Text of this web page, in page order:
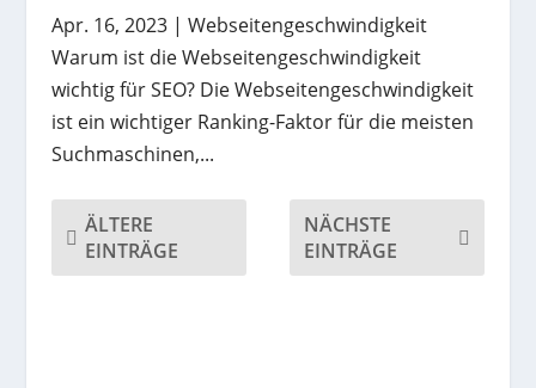
Apr. 16, 2023| Webseitengeschwindigkeit
Warum ist die Webseitengeschwindigkeit
wichtig für SEO? Die Webseitengeschwindigkeit
ist ein wichtiger Ranking-Faktor für die meisten
Suchmaschinen,...
ÄLTERE
EINTRÄGE
NÄCHSTE
EINTRÄGE